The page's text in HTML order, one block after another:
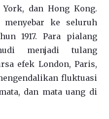
dan Hong Kong.
menyebar ke seluruh
1917. Para pialang
menjadi tulang
efek London, Paris,
fluktuasi
dan mata uang di